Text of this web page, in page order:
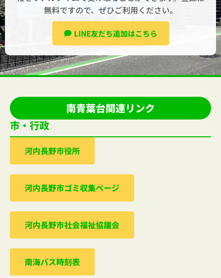
無料ですので、ぜひご利用ください。
LINE友だち追加はこちら
南青葉台関連リンク
市・行政
河内⻑野市役所
河内⻑野市ゴミ収集ぺージ
河内⻑野市社会福祉協議会
南海バス時刻表